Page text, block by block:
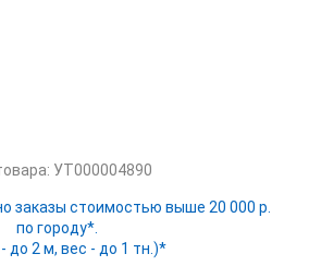
УТ000004890
заказы стоимостью выше 20 000 р.
по городу*.
до 2 м, вес - до 1 тн.)*